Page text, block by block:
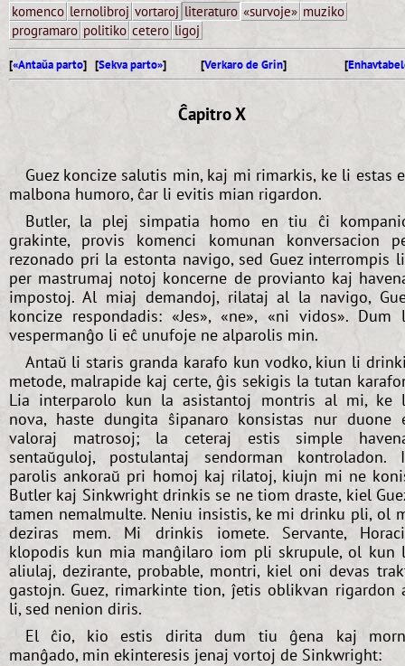
komenco lernolibroj vortaroj literaturo «survoje» muziko
programaro politiko cetero ligoj
[«Antaŭa parto] [Sekva parto»] [Verkaro de Grin] [
Ĉapitro X
Guez koncize salutis min, kaj mi rimarkis, ke li estas
malbona humoro, ĉar li evitis mian rigardon.
Butler, la plej simpatia homo en tiu ĉi
grakinte, provis komenci komunan konversacion
rezonado pri la estonta navigo, sed Guez interrompis
per mastrumaj notoj koncerne de provianto kaj
impostoj. Al miaj demandoj, rilataj al la navigo,
koncize respondadis: «Jes», «ne», «ni vidos». Dum
vespermanĝo li eĉ unufoje ne alparolis min.
Antaŭ li staris granda karafo kun vodko, kiun li
metode, malrapide kaj certe, ĝis sekigis la tutan
Lia interparolo kun la asistantoj montris al mi, ke
nova, haste dungita ŝipanaro konsistas nur duone
valoraj matrosoj; la ceteraj estis simple
sentaŭguloj, postulantaj sendorman kontroladon.
parolis ankoraŭ pri homoj kaj rilatoj, kiujn mi ne
Butler kaj Sinkwright drinkis se ne tiom draste, kiel
tamen nemalmulte. Neniu insistis, ke mi drinku pli, ol
deziras mem. Mi drinkis iomete. Servante,
klopodis kun mia manĝilaro iom pli skrupule, ol kun
aliulaj, dezirante, probable, montri, kiel oni devas
gastojn. Guez, rimarkinte tion, ĵetis oblikvan rigardon
li, sed nenion diris.
El ĉio, kio estis dirita dum tiu ĝena kaj
manĝado, min ekinteresis jenaj vortoj de Sinkwright: